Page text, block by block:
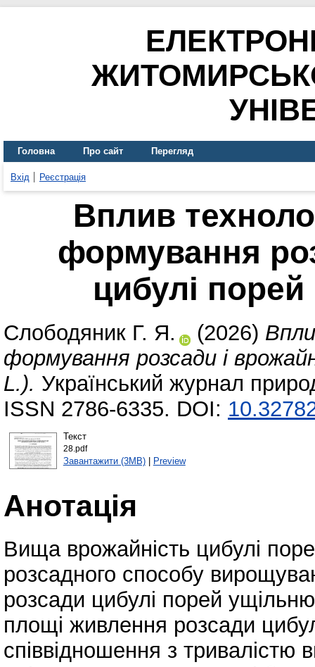
Головна Про сайт Перегляд
Вхід Реєстрація
Вплив
формування
цибулі
Слободяник Г. Я. (2026)
формування розсади і
L.). Український журнал
ISSN 2786-6335. DOI:
Текст
28.pdf
Завантажити (3MB)| Preview
Анотація
Вища врожайність цибулі
розсадного способу
розсади цибулі порей
площі живлення розсади
співвідношення з тривалістю